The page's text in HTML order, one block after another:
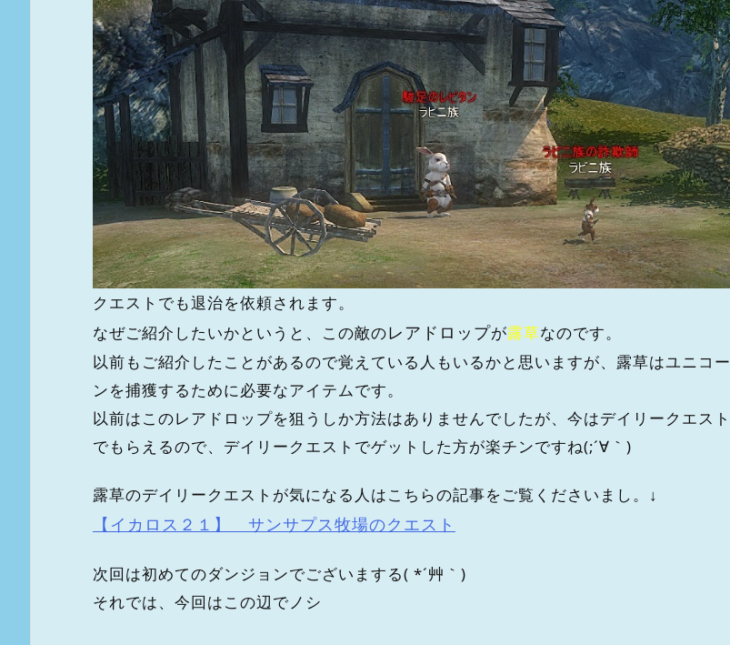
クエストでも退治を依頼されます。
なぜご紹介したいかというと、この敵のレアドロップが露草なのです。
以前もご紹介したことがあるので覚えている人もいるかと思いますが、露草はユニコー
ンを捕獲するために必要なアイテムです。
以前はこのレアドロップを狙うしか方法はありませんでしたが、今はデイリークエスト
でもらえるので、デイリークエストでゲットした方が楽チンですね(;´∀｀)
露草のデイリークエストが気になる人はこちらの記事をご覧くださいまし。↓
【イカロス２１】 サンサプス牧場のクエスト
次回は初めてのダンジョンでございまする( *´艸｀)
それでは、今回はこの辺でノシ